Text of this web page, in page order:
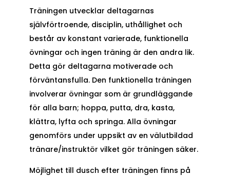
Träningen utvecklar deltagarnas
självförtroende, disciplin, uthållighet och
består av konstant varierade, funktionella
övningar och ingen träning är den andra lik.
Detta gör deltagarna motiverade och
förväntansfulla. Den funktionella träningen
involverar övningar som är grundläggande
för alla barn; hoppa, putta, dra, kasta,
klättra, lyfta och springa. Alla övningar
genomförs under uppsikt av en välutbildad
tränare/instruktör vilket gör träningen säker.
Möjlighet till dusch efter träningen finns på